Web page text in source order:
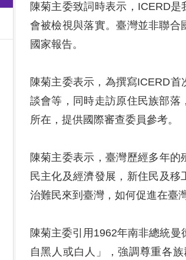
陳菊主委致詞時表示，ICERD
會被檢視與落實。臺灣並非聯
國家報告。
陳菊主委表示，為撰寫ICERD
談會等，同時走訪原住民族部
所在，提供國際審查委員參考。
陳菊主委表示，臺灣歷經多年
民主化及經濟發展，新住民及
治難民來到臺灣，如何促進在臺
陳菊主委引用1962年南非總統
自黑人或白人」，強調尊重各